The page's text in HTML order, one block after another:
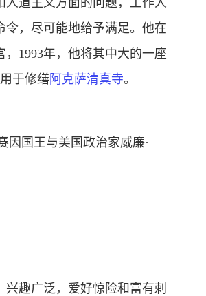
人道主义方面的问题，工作人
令，尽可能地给予满足。他在
，1993年，他将其中大的一座
于修缮 阿克萨清真寺。
因国王与美国政治家威廉·
兴趣广泛，爱好惊险和富有刺